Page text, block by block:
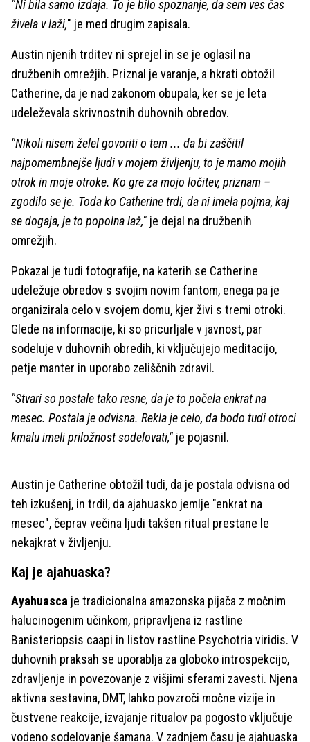
"Ni bila samo izdaja. To je bilo spoznanje, da sem ves čas
živela v laži," je med drugim zapisala.
Austin njenih trditev ni sprejel in se je oglasil na
družbenih omrežjih. Priznal je varanje, a hkrati obtožil
Catherine, da je nad zakonom obupala, ker se je leta
udeleževala skrivnostnih duhovnih obredov.
"Nikoli nisem želel govoriti o tem ... da bi zaščitil
najpomembnejše ljudi v mojem življenju, to je mamo mojih
otrok in moje otroke. Ko gre za mojo ločitev, priznam –
zgodilo se je. Toda ko Catherine trdi, da ni imela pojma, kaj
se dogaja, je to popolna laž," je dejal na družbenih
omrežjih.
Pokazal je tudi fotografije, na katerih se Catherine
udeležuje obredov s svojim novim fantom, enega pa je
organizirala celo v svojem domu, kjer živi s tremi otroki.
Glede na informacije, ki so pricurljale v javnost, par
sodeluje v duhovnih obredih, ki vključujejo meditacijo,
petje manter in uporabo zeliščnih zdravil.
"Stvari so postale tako resne, da je to počela enkrat na
mesec. Postala je odvisna. Rekla je celo, da bodo tudi otroci
kmalu imeli priložnost sodelovati," je pojasnil.
Austin je Catherine obtožil tudi, da je postala odvisna od
teh izkušenj, in trdil, da ajahuasko jemlje "enkrat na
mesec", čeprav večina ljudi takšen ritual prestane le
nekajkrat v življenju.
Kaj je ajahuaska?
Ayahuasca je tradicionalna amazonska pijača z močnim
halucinogenim učinkom, pripravljena iz rastline
Banisteriopsis caapi in listov rastline Psychotria viridis. V
duhovnih praksah se uporablja za globoko introspekcijo,
zdravljenje in povezovanje z višjimi sferami zavesti. Njena
aktivna sestavina, DMT, lahko povzroči močne vizije in
čustvene reakcije, izvajanje ritualov pa pogosto vključuje
vodeno sodelovanje šamana. V zadnjem času je ajahuaska